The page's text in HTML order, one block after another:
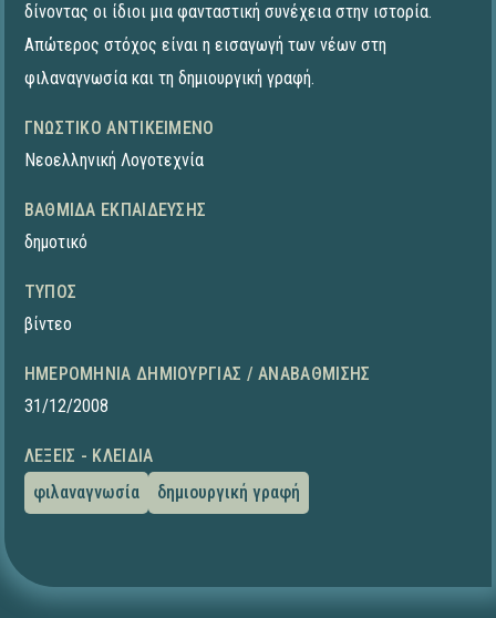
δίνοντας οι ίδιοι μια φανταστική συνέχεια στην ιστορία.
Απώτερος στόχος είναι η εισαγωγή των νέων στη
φιλαναγνωσία και τη δημιουργική γραφή.
ΓΝΩΣΤΙΚΌ ΑΝΤΙΚΕΊΜΕΝΟ
Νεοελληνική Λογοτεχνία
ΒΑΘΜΊΔΑ ΕΚΠΑΊΔΕΥΣΗΣ
δημοτικό
ΤΎΠΟΣ
βίντεο
ΗΜΕΡΟΜΗΝΊΑ ΔΗΜΙΟΥΡΓΊΑΣ / ΑΝΑΒΆΘΜΙΣΗΣ
31/12/2008
ΛΈΞΕΙΣ - ΚΛΕΙΔΙΆ
φιλαναγνωσία
δημιουργική γραφή